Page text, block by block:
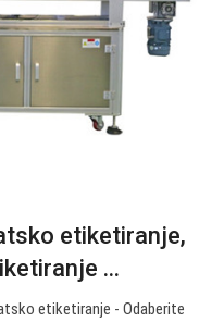
etiketiranje,
...
etiketiranje - Odaberite